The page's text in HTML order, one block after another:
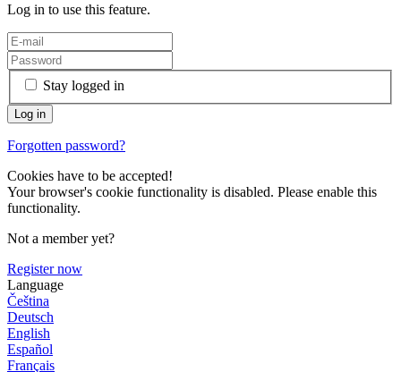
Log in to use this feature.
Stay logged in
Forgotten password?
Cookies have to be accepted!
Your browser's cookie functionality is disabled. Please enable this
functionality.
Not a member yet?
Register now
Language
Čeština
Deutsch
English
Español
Français